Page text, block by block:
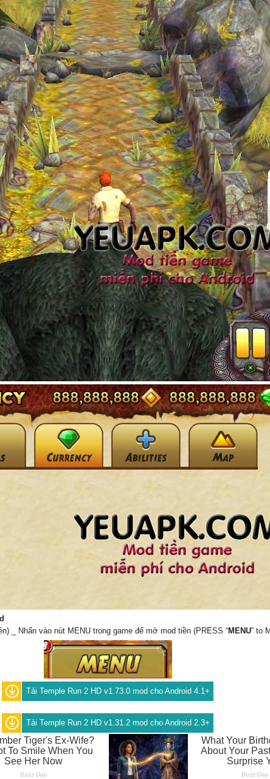
_ Nhấn vào nút MENU trong game để mở mod tiền (PRESS “MENU” to
Tải Temple Run 2 HD v1.73.0 mod cho Android 4.1+
Tải Temple Run 2 HD v1.31.2 mod cho Android 2.3+